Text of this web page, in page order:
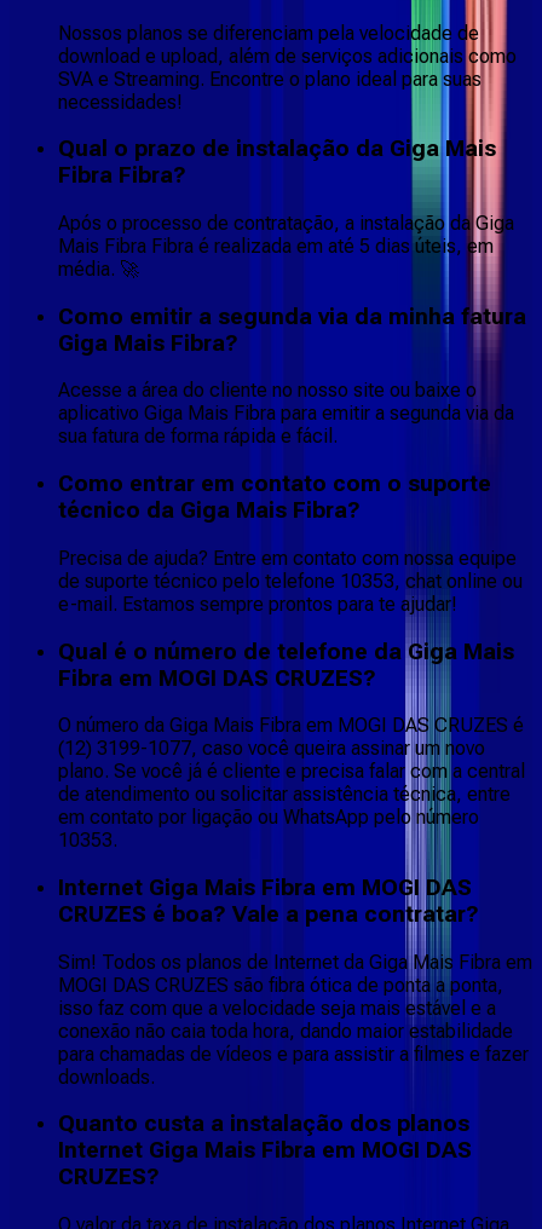
Nossos planos se diferenciam pela velocidade de
download e upload, além de serviços adicionais como
SVA e Streaming. Encontre o plano ideal para suas
necessidades!
Qual o prazo de instalação da Giga Mais
Fibra Fibra?
Após o processo de contratação, a instalação da Giga
Mais Fibra Fibra é realizada em até 5 dias úteis, em
média. 🚀
Como emitir a segunda via da minha fatura
Giga Mais Fibra?
Acesse a área do cliente no nosso site ou baixe o
aplicativo Giga Mais Fibra para emitir a segunda via da
sua fatura de forma rápida e fácil.
Como entrar em contato com o suporte
técnico da Giga Mais Fibra?
Precisa de ajuda? Entre em contato com nossa equipe
de suporte técnico pelo telefone 10353, chat online ou
e-mail. Estamos sempre prontos para te ajudar!
Qual é o número de telefone da Giga Mais
Fibra em MOGI DAS CRUZES?
O número da Giga Mais Fibra em MOGI DAS CRUZES é
(12) 3199-1077, caso você queira assinar um novo
plano. Se você já é cliente e precisa falar com a central
de atendimento ou solicitar assistência técnica, entre
em contato por ligação ou WhatsApp pelo número
10353.
Internet Giga Mais Fibra em MOGI DAS
CRUZES é boa? Vale a pena contratar?
Sim! Todos os planos de Internet da Giga Mais Fibra em
MOGI DAS CRUZES são fibra ótica de ponta a ponta,
isso faz com que a velocidade seja mais estável e a
conexão não caia toda hora, dando maior estabilidade
para chamadas de vídeos e para assistir a filmes e fazer
downloads.
Quanto custa a instalação dos planos
Internet Giga Mais Fibra em MOGI DAS
CRUZES?